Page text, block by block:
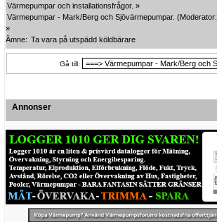
Värmepumpar och installationsfrågor. »
Värmepumpar - Mark/Berg och Sjövärmepumpar. (Moderator:
»
Ämne: Ta vara på utspädd köldbärare
Gå till:
Annonser